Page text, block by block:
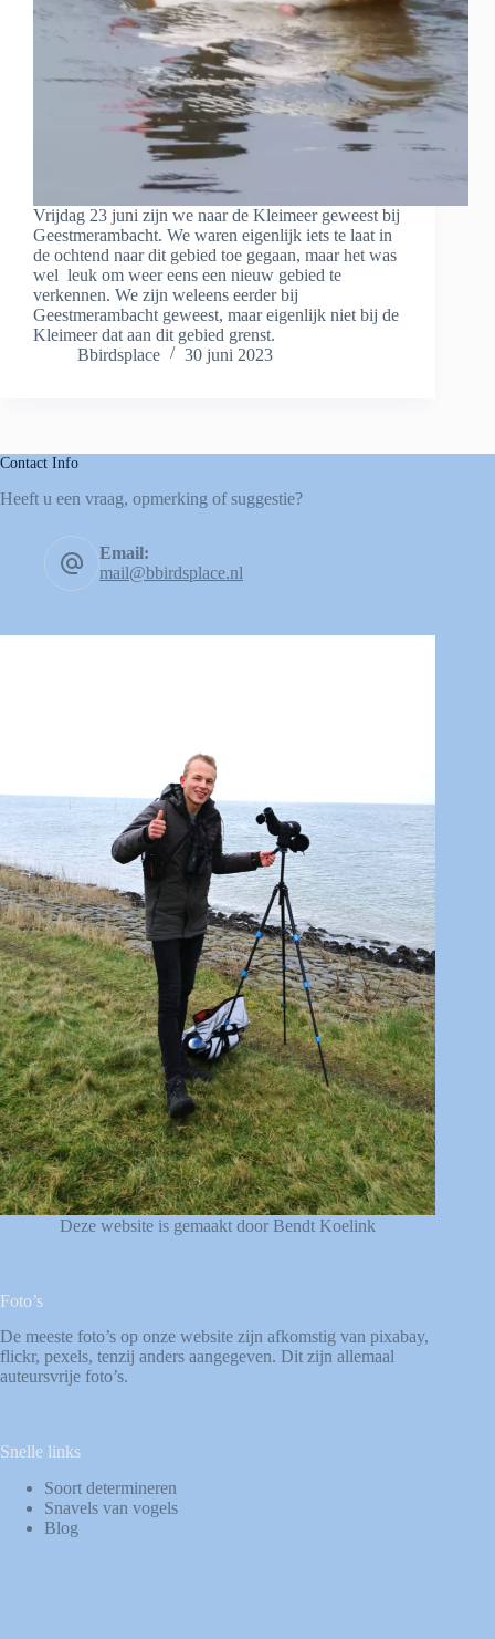
Vrijdag 23 juni zijn we naar de Kleimeer geweest bij
Geestmerambacht. We waren eigenlijk iets te laat in
de ochtend naar dit gebied toe gegaan, maar het was
wel leuk om weer eens een nieuw gebied te
verkennen. We zijn weleens eerder bij
Geestmerambacht geweest, maar eigenlijk niet bij de
Kleimeer dat aan dit gebied grenst.
Bbirdsplace
30 juni 2023
Contact Info
Heeft u een vraag, opmerking of suggestie?
Email:
mail@bbirdsplace.nl
Deze website is gemaakt door Bendt Koelink
Foto’s
De meeste foto’s op onze website zijn afkomstig van pixabay,
flickr, pexels, tenzij anders aangegeven. Dit zijn allemaal
auteursvrije foto’s.
Snelle links
Soort determineren
Snavels van vogels
Blog